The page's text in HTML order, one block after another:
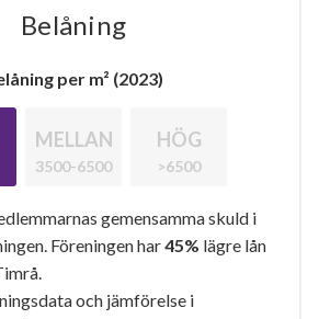
Belåning
per m² (2023)
MELLAN
3500-6500
HÖG
>6500
gemensamma skuld i
Föreningen har45% lägre lån
och jämförelse i